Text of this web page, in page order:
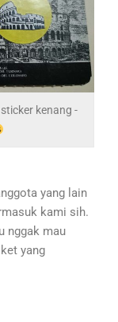
kenang -
yang lain
kami sih.
nggak mau
yang